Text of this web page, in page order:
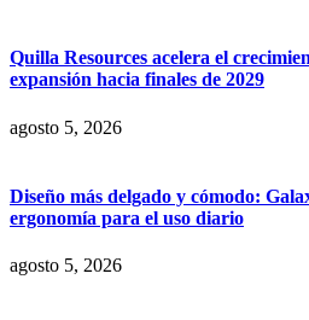
Quilla Resources acelera el
expansión hacia finales de 2029
agosto 5, 2026
Diseño más delgado y cómodo:
ergonomía para el uso diario
agosto 5, 2026